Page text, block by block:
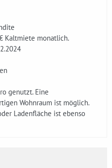
Kaltmiete monatlich.
genutzt. Eine
Wohnraum ist möglich.
Ladenfläche ist ebenso